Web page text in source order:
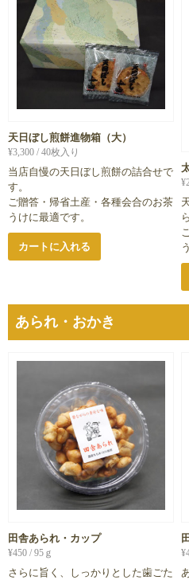
天日ぼし煎餅進物箱（大）
¥3,300 / 40枚入り
当店自慢の天日ぼし煎餅の詰合せで
す。
ご贈答・帰省土産・各種会合のお茶
うけに最適です。
カートに入れる
¥
あられ・おかき
田舎あられ・カップ
¥450 / 95ｇ
さらに旨く、しっかりとした歯ごた
¥